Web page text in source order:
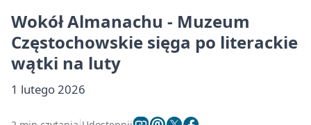
Wokół Almanachu - Muzeum
Częstochowskie sięga po literackie
wątki na luty
1 lutego 2026